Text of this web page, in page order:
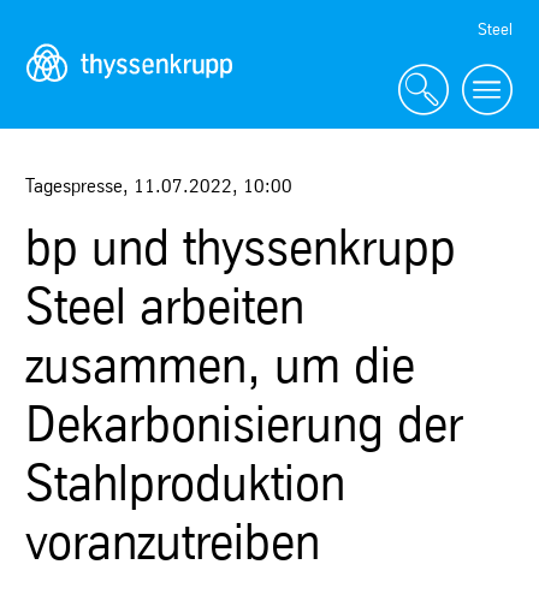
Navigation
Steel
Tagespresse, 11.07.2022, 10:00
bp und thyssenkrupp
Steel arbeiten
zusammen, um die
Dekarbonisierung der
Stahlproduktion
voranzutreiben